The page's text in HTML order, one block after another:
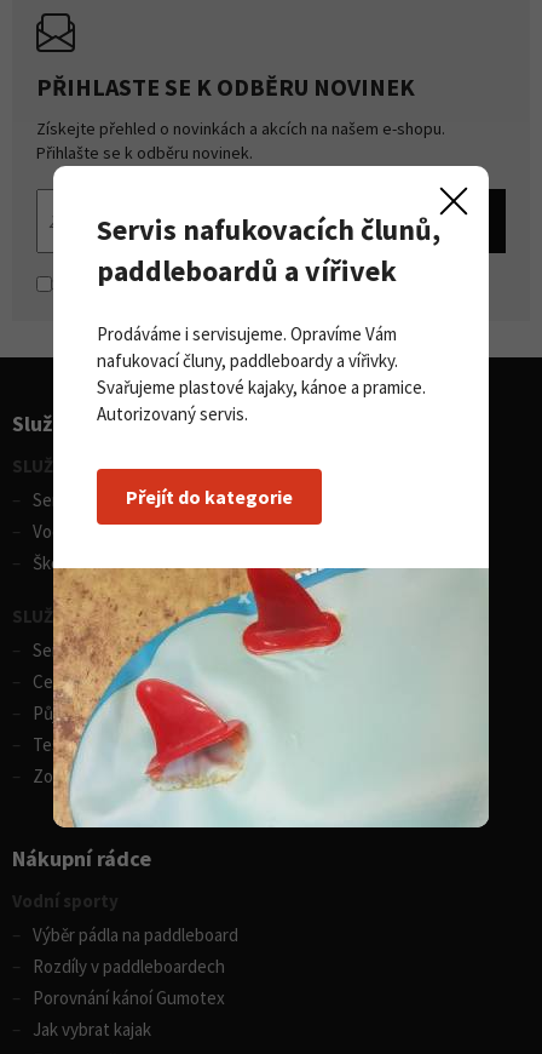
PŘIHLASTE SE K ODBĚRU NOVINEK
Získejte přehled o novinkách a akcích na našem e-shopu.
Přihlašte se k odběru novinek.
Souhlasím sezpracováním osobních údajů
Služby pro sporty
SLUŽBY - vodní sporty
Servis lodí a člunů
Vodácká půjčovna lodí
Škola eskymování
SLUŽBY - zimní sporty
Servis lyží
Celosezonní půjčovna lyží
Půjčovna lyží
Test centrum SPORTEN
Zobrazit vše
Nákupní rádce
Vodní sporty
Výběr pádla na paddleboard
Rozdíly v paddleboardech
Porovnání kánoí Gumotex
Jak vybrat kajak
Servis nafukovacích člunů,
paddleboardů a vířivek
Prodáváme i servisujeme. Opravíme Vám
nafukovací čluny, paddleboardy a vířivky.
Svařujeme plastové kajaky, kánoe a pramice.
Autorizovaný servis.
Přejít do kategorie